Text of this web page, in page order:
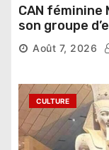
CAN féminine
son groupe
compétition
Août 7, 2026
CULTURE